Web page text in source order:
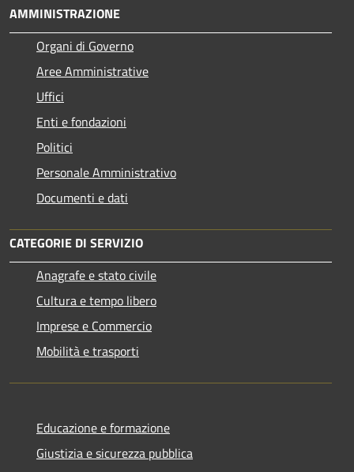
AMMINISTRAZIONE
Organi di Governo
Aree Amministrative
Uffici
Enti e fondazioni
Politici
Personale Amministrativo
Documenti e dati
CATEGORIE DI SERVIZIO
Anagrafe e stato civile
Cultura e tempo libero
Imprese e Commercio
Mobilità e trasporti
Educazione e formazione
Giustizia e sicurezza pubblica